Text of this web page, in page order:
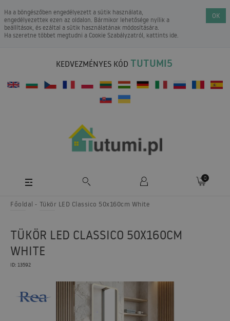
Ha a böngészőben engedélyezett a sütik használata,
engedélyezettek ezen az oldalon. Bármikor lehetősége nyílik a
beállítások, és ezáltal a sütik használatának módosítására.
Ha szeretne többet megtudni a Cookie Szabályzatról, kattints ide.
OK
KEDVEZMÉNYES KÓD TUTUMI5
0
Főoldal Tükör LED Classico 50x160cm White
TÜKÖR LED CLASSICO 50X160CM
WHITE
ID: 13592